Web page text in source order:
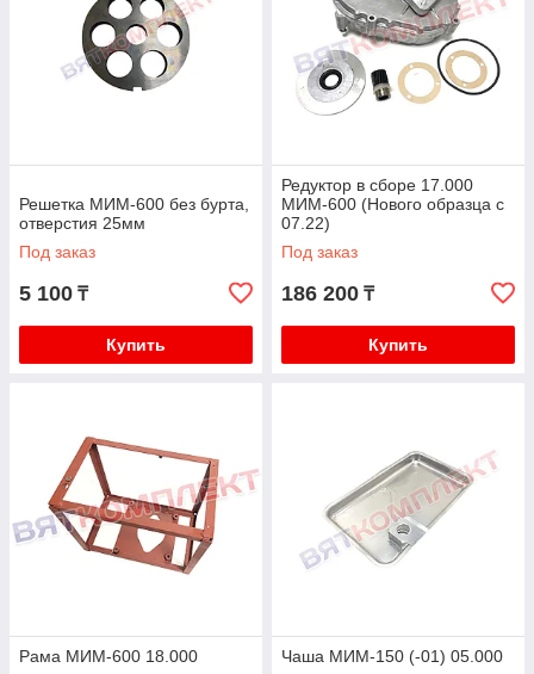
Решетка МИМ-600 без бурта,
отверстия 25мм
Под заказ
5 100 ₸
Купить
Редуктор в сборе 17.000
МИМ-600 (Нового образца с
07.22)
Под заказ
186 200 ₸
Купить
Рама МИМ-600 18.000
Чаша МИМ-150 (-01) 05.000